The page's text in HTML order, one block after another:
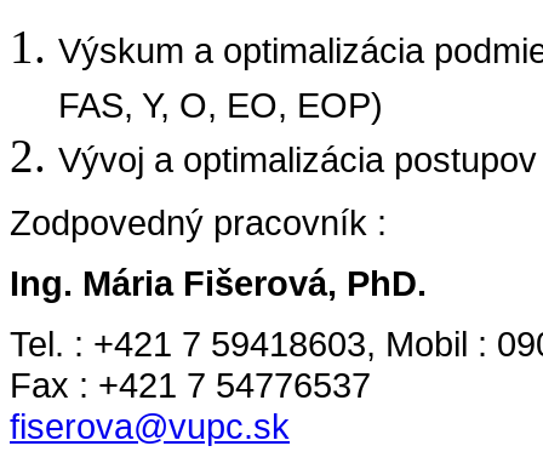
Výskum a optimalizácia
FAS, Y, O, EO, EOP)
Vývoj a optimalizácia
Zodpovedný pracovník :
Ing. Mária Fišerová, PhD.
Tel. : +421 7 59418603, Mobil :
Fax : +421 7 54776537
fiserova@vupc.sk